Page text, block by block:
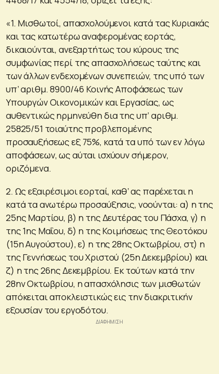
«1. Μισθωτοί, απασχολούμενοι κατά τας Κυριακάς
και τας κατωτέρω αναφερομένας εορτάς,
δικαιούνται, ανεξαρτήτως του κύρους της
συμφωνίας περί της απασχολήσεως ταύτης και
των άλλων ενδεχομένων συνεπειών, της υπό των
υπ’ αριθμ. 8900/46 Κοινής Αποφάσεως των
Υπουργών Οικονομικών και Εργασίας, ως
αυθεντικώς ηρμηνεύθη δια της υπ’ αριθμ.
25825/51 τοιαύτης προβλεπομένης
προσαυξήσεως εξ 75%, κατά τα υπό των εν λόγω
αποφάσεων, ως αύται ισχύουν σήμερον,
οριζόμενα.
2. Ως εξαιρέσιμοι εορταί, καθ’ ας παρέχεται η
κατά τα ανωτέρω προσαύξησις, νοούνται: α) η της
25ης Μαρτίου, β) η της Δευτέρας του Πάσχα, γ) η
της 1ης Μαΐου, δ) η της Κοιμήσεως της Θεοτόκου
(15η Αυγούστου), ε) η της 28ης Οκτωβρίου, στ) η
της Γεννήσεως του Χριστού (25η Δεκεμβρίου) και
ζ) η της 26ης Δεκεμβρίου. Εκ τούτων κατά την
28ην Οκτωβρίου, η απασχόλησις των μισθωτών
απόκειται αποκλειστικώς εις την διακριτικήν
εξουσίαν του εργοδότου.